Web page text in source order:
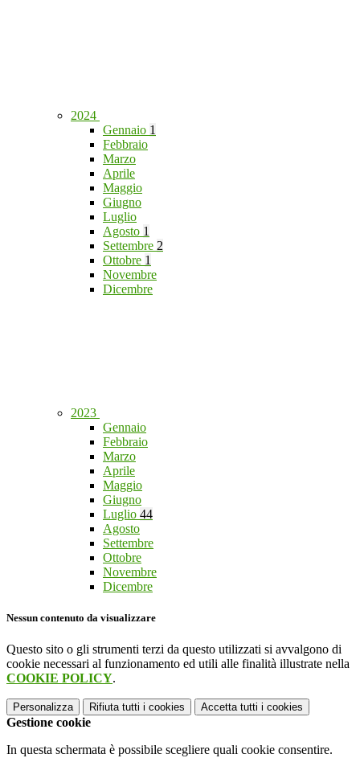
2024
Gennaio 1
Febbraio
Marzo
Aprile
Maggio
Giugno
Luglio
Agosto 1
Settembre 2
Ottobre 1
Novembre
Dicembre
2023
Gennaio
Febbraio
Marzo
Aprile
Maggio
Giugno
Luglio 44
Agosto
Settembre
Ottobre
Novembre
Dicembre
Nessun contenuto da visualizzare
Questo sito o gli strumenti terzi da questo utilizzati si avvalgono di
cookie necessari al funzionamento ed utili alle finalità illustrate nella
COOKIE POLICY.
Personalizza Rifiuta tutti i cookies Accetta tutti i cookies
Gestione cookie
In questa schermata è possibile scegliere quali cookie consentire.